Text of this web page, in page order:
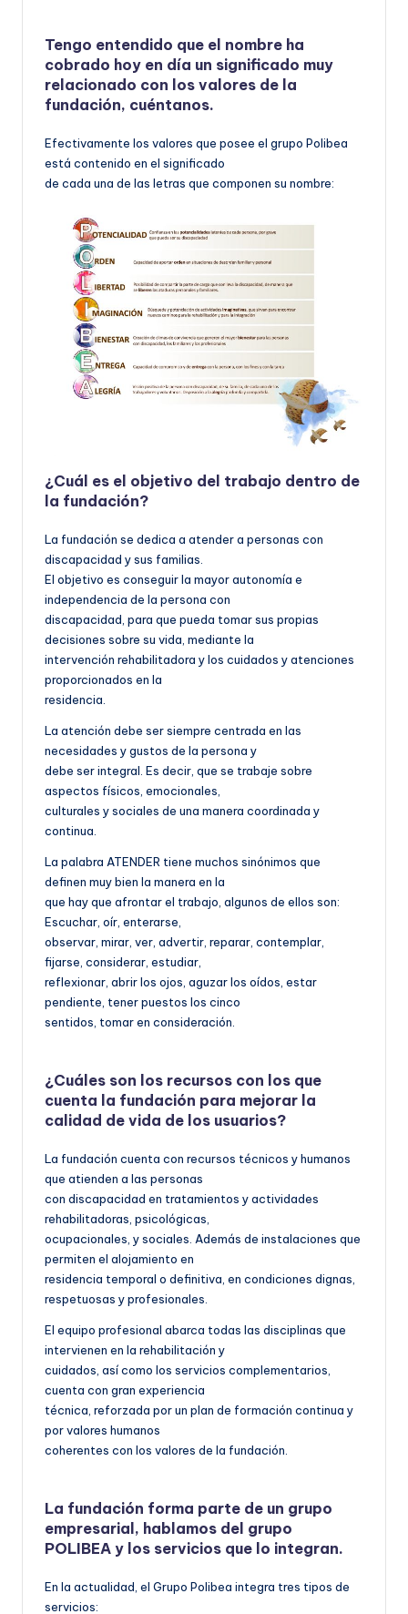
Tengo entendido que el nombre ha
cobrado hoy en día un significado muy
relacionado con los valores de la
fundación, cuéntanos.
Efectivamente los valores que posee el grupo Polibea
está contenido en el significado
de cada una de las letras que componen su nombre:
¿Cuál es el objetivo del trabajo dentro de
la fundación?
La fundación se dedica a atender a personas con
discapacidad y sus familias.
El objetivo es conseguir la mayor autonomía e
independencia de la persona con
discapacidad, para que pueda tomar sus propias
decisiones sobre su vida, mediante la
intervención rehabilitadora y los cuidados y atenciones
proporcionados en la
residencia.
La atención debe ser siempre centrada en las
necesidades y gustos de la persona y
debe ser integral. Es decir, que se trabaje sobre
aspectos físicos, emocionales,
culturales y sociales de una manera coordinada y
continua.
La palabra ATENDER tiene muchos sinónimos que
definen muy bien la manera en la
que hay que afrontar el trabajo, algunos de ellos son:
Escuchar, oír, enterarse,
observar, mirar, ver, advertir, reparar, contemplar,
fijarse, considerar, estudiar,
reflexionar, abrir los ojos, aguzar los oídos, estar
pendiente, tener puestos los cinco
sentidos, tomar en consideración.
¿Cuáles son los recursos con los que
cuenta la fundación para mejorar la
calidad de vida de los usuarios?
La fundación cuenta con recursos técnicos y humanos
que atienden a las personas
con discapacidad en tratamientos y actividades
rehabilitadoras, psicológicas,
ocupacionales, y sociales. Además de instalaciones que
permiten el alojamiento en
residencia temporal o definitiva, en condiciones dignas,
respetuosas y profesionales.
El equipo profesional abarca todas las disciplinas que
intervienen en la rehabilitación y
cuidados, así como los servicios complementarios,
cuenta con gran experiencia
técnica, reforzada por un plan de formación continua y
por valores humanos
coherentes con los valores de la fundación.
La fundación forma parte de un grupo
empresarial, hablamos del grupo
POLIBEA y los servicios que lo integran.
En la actualidad, el Grupo Polibea integra tres tipos de
servicios: